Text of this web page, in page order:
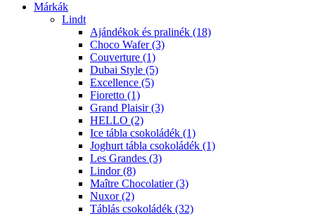
Márkák
Lindt
Ajándékok és pralinék (18)
Choco Wafer (3)
Couverture (1)
Dubai Style (5)
Excellence (5)
Fioretto (1)
Grand Plaisir (3)
HELLO (2)
Ice tábla csokoládék (1)
Joghurt tábla csokoládék (1)
Les Grandes (3)
Lindor (8)
Maître Chocolatier (3)
Nuxor (2)
Táblás csokoládék (32)